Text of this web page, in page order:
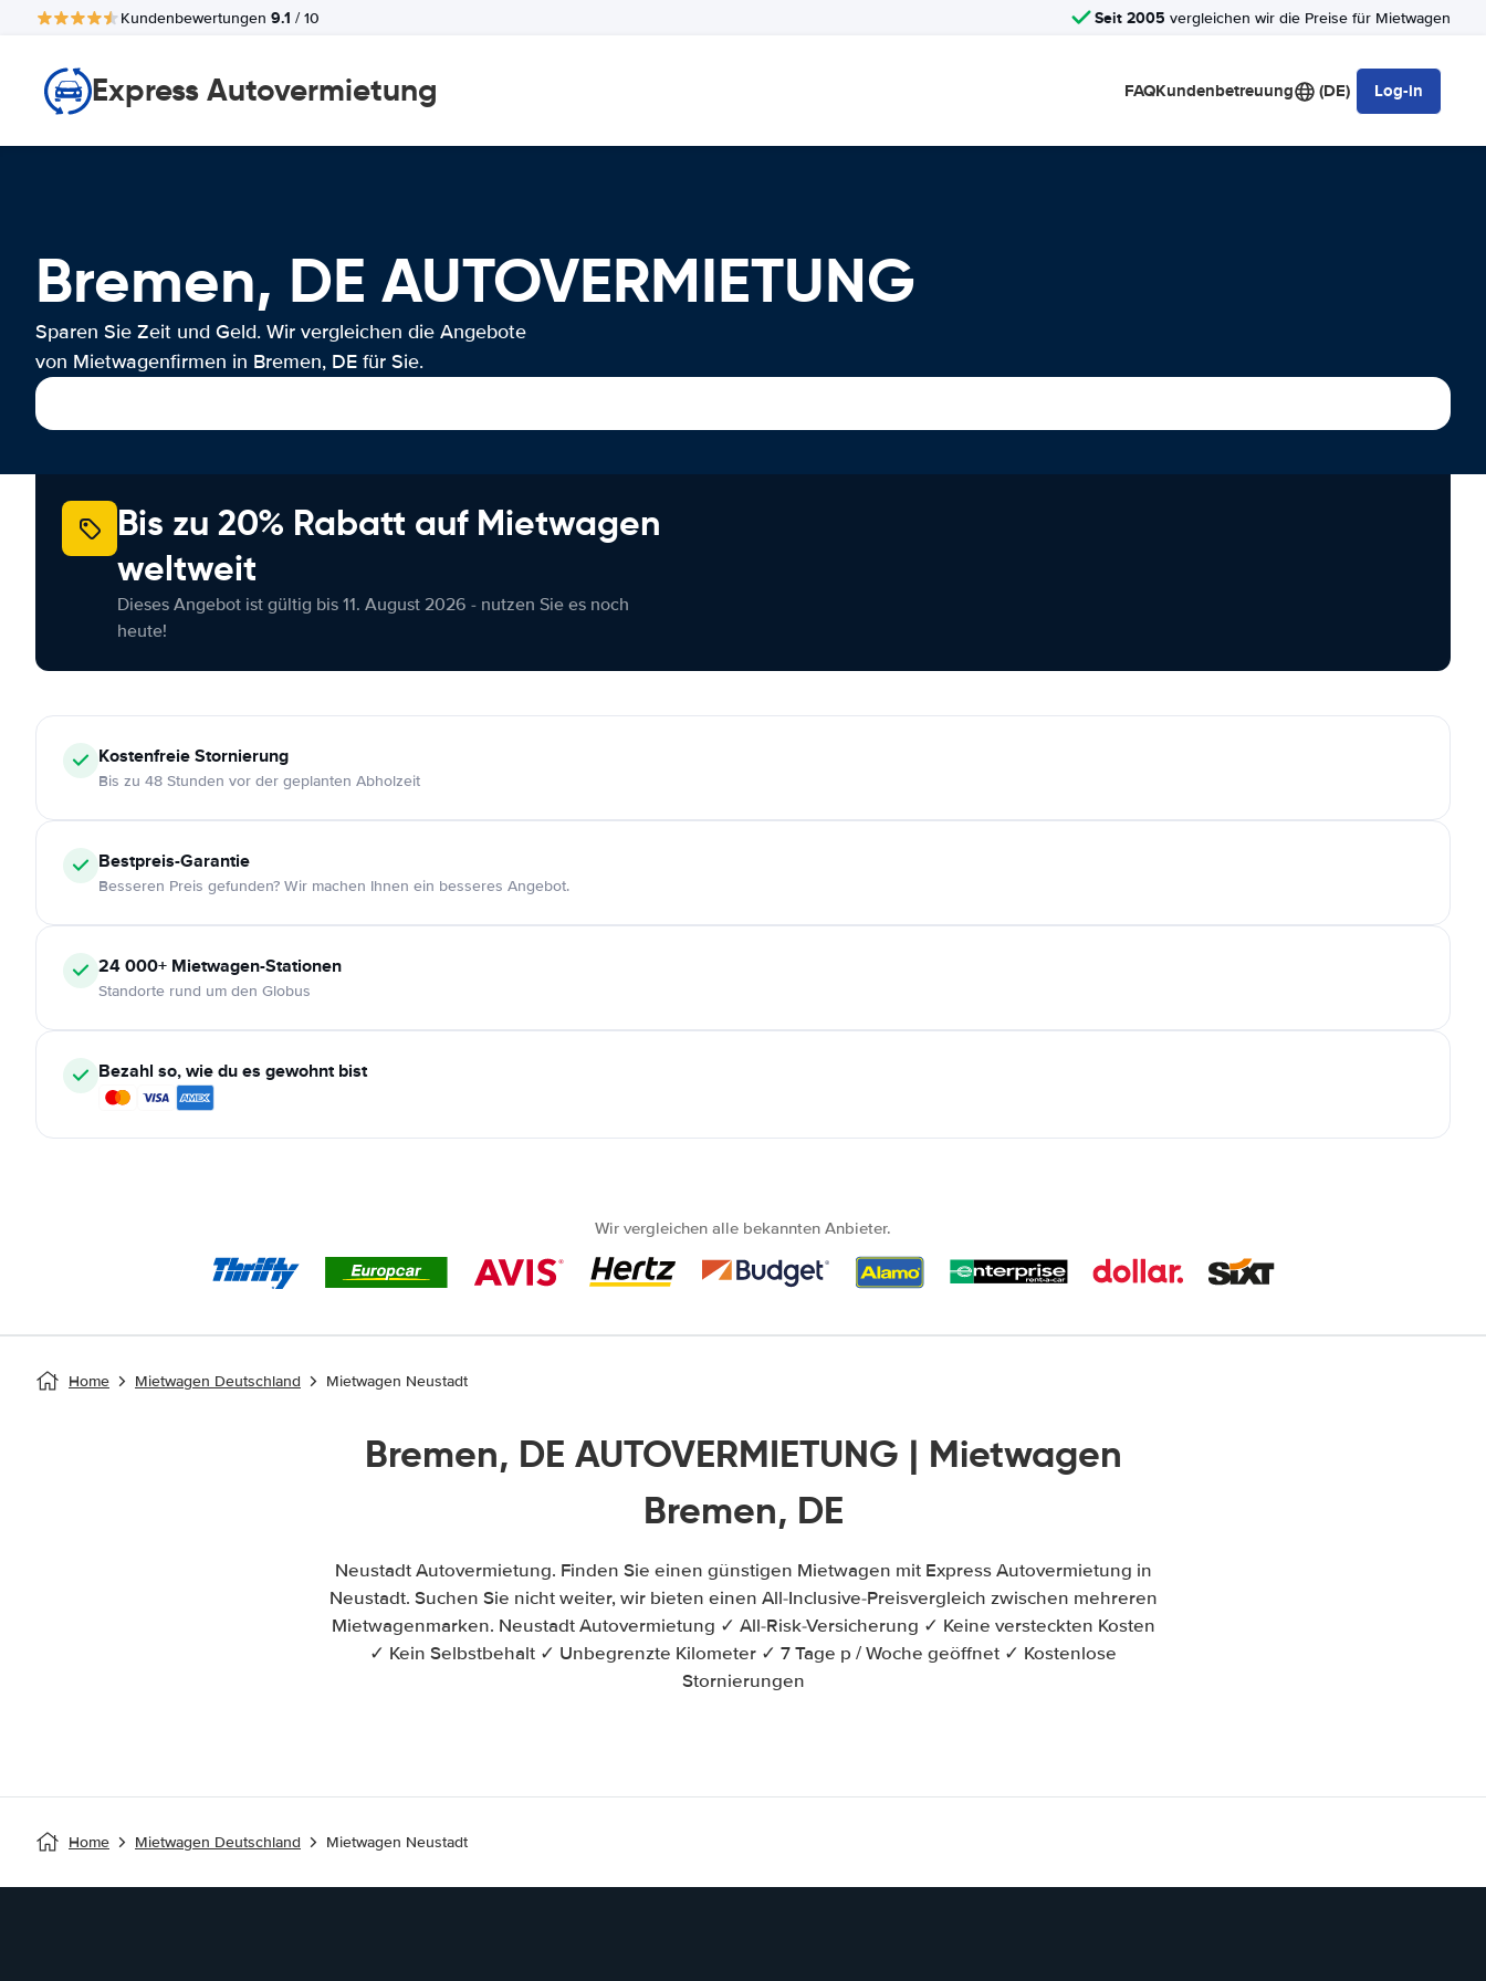
Kundenbewertungen 9.1 / 10 Seit 2005 vergleichen wir die Preise für Mietwagen
Express Autovermietung FAQKundenbetreuung (DE) Log-in
Bremen, DE AUTOVERMIETUNG
Sparen Sie Zeit und Geld. Wir vergleichen die Angebote
von Mietwagenfirmen in Bremen, DE für Sie.
Bis zu 20% Rabatt auf Mietwagen
weltweit
Dieses Angebot ist gültig bis 11. August 2026 - nutzen Sie es noch
heute!
KostenfreieStornierung
Bis zu 48 Stunden vor der geplanten Abholzeit
Bestpreis-Garantie
Besseren Preis gefunden? Wir machen Ihnen ein besseres Angebot.
24 000+ Mietwagen-Stationen
Standorte rund um den Globus
Bezahl so, wie du es gewohnt bist
Wir vergleichen alle bekannten Anbieter.
Home Mietwagen Deutschland Mietwagen Neustadt
Bremen, DE AUTOVERMIETUNG | Mietwagen
Bremen, DE
Neustadt Autovermietung. Finden Sie einen günstigen Mietwagen mit Express Autovermietung in
Neustadt. Suchen Sie nicht weiter, wir bieten einen All-Inclusive-Preisvergleich zwischen mehreren
Mietwagenmarken. Neustadt Autovermietung ✓ All-Risk-Versicherung ✓ Keine versteckten Kosten
✓ Kein Selbstbehalt ✓ Unbegrenzte Kilometer ✓ 7 Tage p / Woche geöffnet ✓ Kostenlose
Stornierungen
Home Mietwagen Deutschland Mietwagen Neustadt